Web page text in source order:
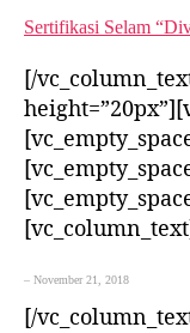
Sertifikasi Selam
[/
– November 21, 2018
[/